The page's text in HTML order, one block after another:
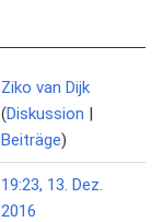
Ziko van Dijk
(Diskussion |
Beiträge)
19:23, 13. Dez.
2016